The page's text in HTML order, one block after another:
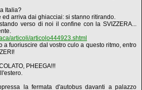
Italia?
ed arriva dai ghiacciai: si stanno ritirando.
verso di noi il confine con la SVIZZERA...
articoli/articolo444923.shtml
a fuoriuscire dal vostro culo a questo ritmo, entro
PHEEGA!!!
la fermata d'autobus davanti a palazzo